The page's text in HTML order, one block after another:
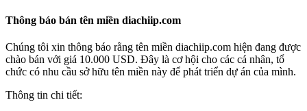
Thông báo bán tên miền diachiip.com
Chúng tôi xin thông báo rằng tên miền diachiip.com hiện đang được
chào bán với giá 10.000 USD. Đây là cơ hội cho các cá nhân, tổ
chức có nhu cầu sở hữu tên miền này để phát triển dự án của mình.
Thông tin chi tiết: